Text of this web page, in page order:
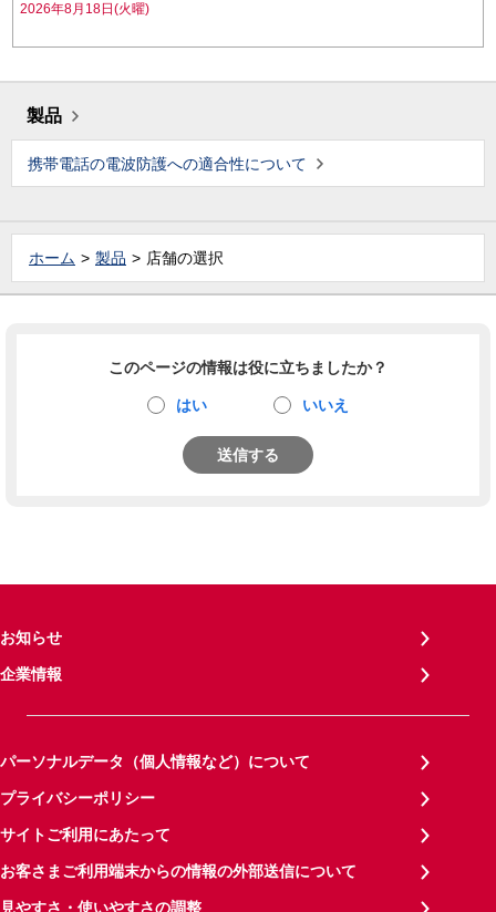
2026年8月18日(火曜)
製品
携帯電話の電波防護への適合性について
ホーム 製品 店舗の選択
このページの情報は役に立ちましたか？
はい いいえ
送信する
お知らせ
企業情報
パーソナルデータ（個人情報など）について
プライバシーポリシー
サイトご利用にあたって
お客さまご利用端末からの情報の外部送信について
見やすさ・使いやすさの調整